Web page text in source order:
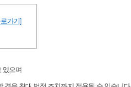
가기]
있으며